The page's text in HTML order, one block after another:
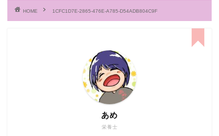
HOME 1CFC1D7E-2865-476E-A785-D54ADB804C9F
栄養士
あめ